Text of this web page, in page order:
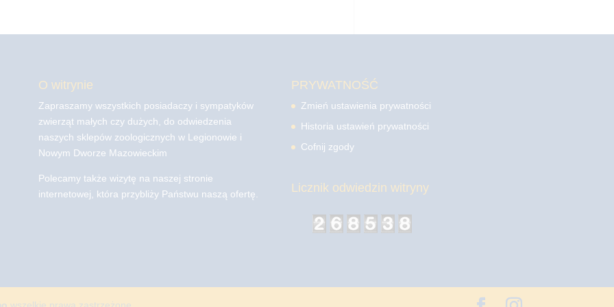
O witrynie
Zapraszamy wszystkich posiadaczy i sympatyków
zwierząt małych czy dużych, do odwiedzenia
naszych sklepów zoologicznych w Legionowie i
Nowym Dworze Mazowieckim
Polecamy także wizytę na naszej stronie
internetowej, która przybliży Państwu naszą ofertę.
PRYWATNOŚĆ
Zmień ustawienia prywatności
Historia ustawień prywatności
Cofnij zgody
Licznik odwiedzin witryny